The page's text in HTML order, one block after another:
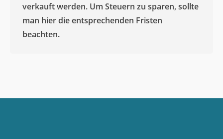
verkauft werden. Um Steuern zu sparen, sollte
man hier die entsprechenden Fristen
beachten.